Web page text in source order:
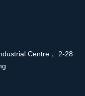
Centre， 2-28